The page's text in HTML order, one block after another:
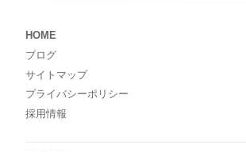
HOME
ブログ
サイトマップ
プライバシーポリシー
採用情報